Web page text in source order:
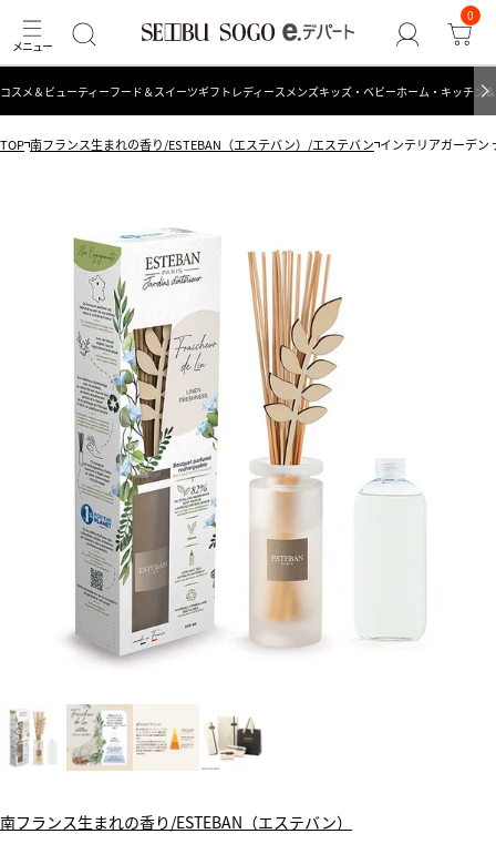
0
コスメ＆ビューティーフード＆スイーツギフト レディース メンズキッズ・ベビーホーム・キッチン
TOP 南フランス生まれの香り/ESTEBAN（エステバン）/エステバン インテリアガーデン
南フランス生まれの香り/ESTEBAN（エステバン）